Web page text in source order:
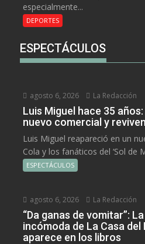
especialmente...
DEPORTES
ESPECTÁCULOS
agosto 6, 2026 La Redacción
Luis Miguel hace 35
nuevo comercial y
Luis Miguel reapareció en un
Cola y los fanáticos del ‘Sol de
ESPECTÁCULOS
agosto 6, 2026 La Redacción
“Da ganas de vomitar”:
incómoda de La Casa del
aparece en los libros